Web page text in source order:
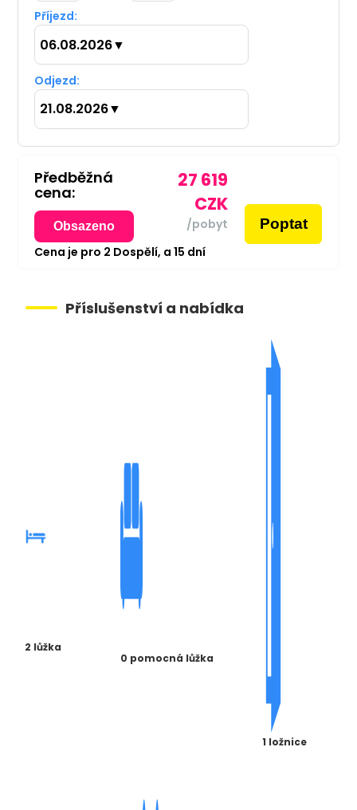
Příjezd:
06.08.2026▼
Odjezd:
21.08.2026▼
Předběžná
cena:
Obsazeno
27 619
CZK
/pobyt Poptat
Cena je pro 2 Dospělí, a 15 dní
Příslušenství a nabídka
2 lůžka
0 pomocná lůžka
1 ložnice